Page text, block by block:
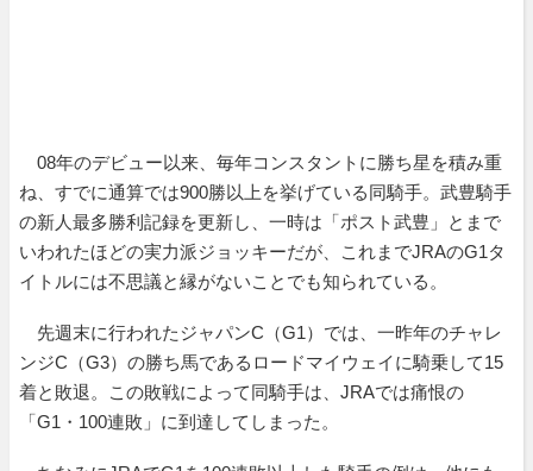
08年のデビュー以来、毎年コンスタントに勝ち星を積み重
ね、すでに通算では900勝以上を挙げている同騎手。武豊騎手
の新人最多勝利記録を更新し、一時は「ポスト武豊」とまで
いわれたほどの実力派ジョッキーだが、これまでJRAのG1タ
イトルには不思議と縁がないことでも知られている。
先週末に行われたジャパンC（G1）では、一昨年のチャレ
ンジC（G3）の勝ち馬であるロードマイウェイに騎乗して15
着と敗退。この敗戦によって同騎手は、JRAでは痛恨の
「G1・100連敗」に到達してしまった。